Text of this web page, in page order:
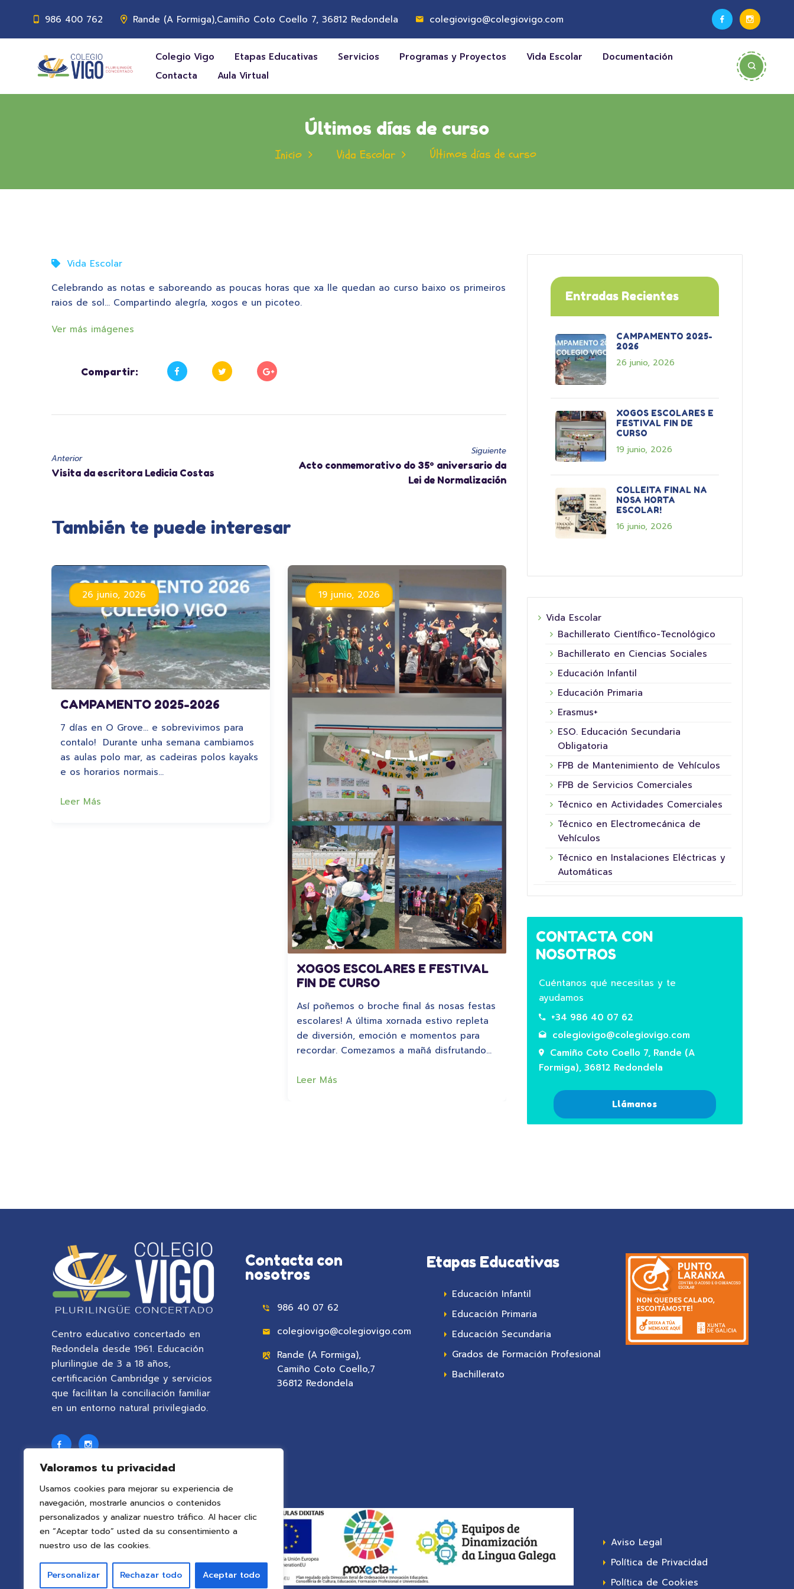
Valoramos tu privacidad
Usamos cookies para mejorar su experiencia de
navegación, mostrarle anuncios o contenidos
personalizados y analizar nuestro tráfico. Al hacer clic
en “Aceptar todo” usted da su consentimiento a
nuestro uso de las cookies.
Personalizar Rechazar todo Aceptar todo
986 400 762 Rande (A Formiga),Camiño Coto Coello 7, 36812 Redondela colegiovigo@colegiovigo.com
Colegio Vigo Etapas Educativas Servicios Programas y Proyectos Vida Escolar
Documentación
Contacta
Aula Virtual
Últimos días de curso
Inicio Vida Escolar Últimos días de curso
Vida Escolar
Celebrando as notas e saboreando as poucas horas que xa lle quedan ao curso baixo os primeiros
raios de sol… Compartindo alegría, xogos e un picoteo.
Ver más imágenes
Compartir:
Anterior
Visita da escritora Ledicia Costas
Siguiente
Acto conmemorativo do 35º aniversario da
Lei de Normalización
También te puede interesar
26 junio, 2026
CAMPAMENTO 2025-2026
7 días en O Grove… e sobrevivimos para
contalo! Durante unha semana cambiamos
as aulas polo mar, as cadeiras polos kayaks
e os horarios normais…
Leer Más
19 junio, 2026
XOGOS ESCOLARES E FESTIVAL
FIN DE CURSO
Así poñemos o broche final ás nosas festas
escolares! A última xornada estivo repleta
de diversión, emoción e momentos para
recordar. Comezamos a mañá disfrutando…
Leer Más
16 junio, 2026
5º XORNADA DE
SUPERHEROÍNAS E
SUPERHEROES FUNDACIÓN LA
NINETA
Este ano convertémonos en superheroes
do futuro participando na 5ª Xornada das
Superheroínas e Superheroes da Fundación
Leer Más
Entradas Recientes
CAMPAMENTO 2025-
2026
26 junio, 2026
XOGOS ESCOLARES E
FESTIVAL FIN DE
CURSO
19 junio, 2026
COLLEITA FINAL NA
NOSA HORTA
ESCOLAR!
16 junio, 2026
Vida Escolar
Bachillerato Científico-Tecnológico
Bachillerato en Ciencias Sociales
Educación Infantil
Educación Primaria
Erasmus+
ESO. Educación Secundaria
Obligatoria
FPB de Mantenimiento de Vehículos
FPB de Servicios Comerciales
Técnico en Actividades Comerciales
Técnico en Electromecánica de
Vehículos
Técnico en Instalaciones Eléctricas y
Automáticas
CONTACTA CON
NOSOTROS
Cuéntanos qué necesitas y te
ayudamos
+34 986 40 07 62
colegiovigo@colegiovigo.com
Camiño Coto Coello 7, Rande (A
Formiga), 36812 Redondela
Llámanos
Centro educativo concertado en
Redondela desde 1961. Educación
plurilingüe de 3 a 18 años,
certificación Cambridge y servicios
que facilitan la conciliación familiar
en un entorno natural privilegiado.
Contacta con
nosotros
986 40 07 62
colegiovigo@colegiovigo.com
Rande (A Formiga),
Camiño Coto Coello,7
36812 Redondela
Etapas Educativas
Educación Infantil
Educación Primaria
Educación Secundaria
Grados de Formación Profesional
Bachillerato
Aviso Legal
Política de Privacidad
Política de Cookies